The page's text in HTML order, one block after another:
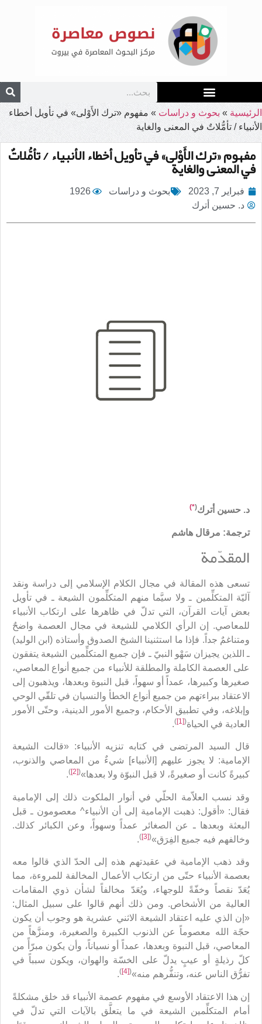
الرئيسية » بحوث و دراسات » مفهوم «ترك الأَوْلى» في تأويل أخطاء
الأنبياء / تأمُّلاتٌ في المعنى والغاية
مفهوم «ترك الأَوْلى» في تأويل أخطاء الأنبياء / تأمُّلاتٌ
في المعنى والغاية
فبراير 7, 2023 بحوث و دراسات
1926
د. حسين أترك
د. حسين أترك(
*)
ترجمة: مرقال هاشم
المقدّمة
تسعى هذه المقالة في مجال الكلام الإسلامي إلى دراسة ونقد
آليّة المتكلِّمين ـ ولا سيَّما منهم المتكلِّمون الشيعة ـ في تأويل
بعض آيات القرآن، التي تدلّ في ظاهرها على ارتكاب الأنبياء
للمعاصي. إن الرأي الكلامي للشيعة في مجال العصمة واضحٌ
ومتناغمٌ جداً. فإذا ما استثنينا الشيخ الصدوق وأستاذه (ابن الوليد)
ـ اللذين يجيزان سَهْو النبيّ ـ فإن جميع المتكلِّمين الشيعة يتفقون
على العصمة الكاملة والمطلقة للأنبياء من جميع أنواع المعاصي،
صغيرها وكبيرها، عمداً أو سهواً، قبل النبوة وبعدها، ويذهبون إلى
الاعتقاد ببراءتهم من جميع أنواع الخطأ والنسيان في تلقّي الوحي
وإبلاغه، وفي تطبيق الأحكام، وجميع الأمور الدينية، وحتّى الأمور
العادية في الحياة(
[1]
)
.
قال السيد المرتضى في كتابه تنزيه الأنبياء: «قالت الشيعة
الإمامية: لا يجوز عليهم [الأنبياء] شيءٌ من المعاصي والذنوب،
كبيرةً كانت أو صغيرةً، لا قبل النبوّة ولا بعدها»(
[2]
)
.
وقد نسب العلاّمة الحلّي في أنوار الملكوت ذلك إلى الإمامية
فقال: «أقول: ذهبت الإمامية إلى أن الأنبياء^ معصومون ـ قبل
البعثة وبعدها ـ عن الصغائر عمداً وسهواً، وعن الكبائر كذلك.
وخالفهم فيه جميع الفِرَق»(
[3]
)
.
وقد ذهب الإمامية في عقيدتهم هذه إلى الحدّ الذي قالوا معه
بعصمة الأنبياء حتّى من ارتكاب الأعمال المخالفة للمروءة، مما
يُعَدّ نقصاً وخفّةً للوجهاء، ويُعَدّ مخالفاً لشأن ذوي المقامات
العالية من الأشخاص. ومن ذلك أنهم قالوا على سبيل المثال:
«إن الذي عليه اعتقاد الشيعة الاثني عشرية هو وجوب أن يكون
حجّة الله معصوماً عن الذنوب الكبيرة والصغيرة، ومنزَّهاً من
المعاصي، قبل النبوة وبعدها، عمداً أو نسياناً، وأن يكون مبرّأً من
كلّ رذيلةٍ أو عيبٍ يدلّ على الخسّة والهوان، ويكون سبباً في
تفرُّق الناس عنه، وتنفُّرهم منه»(
[4]
)
.
إن هذا الاعتقاد الأوسع في مفهوم عصمة الأنبياء قد خلق مشكلةً
أمام المتكلِّمين الشيعة في ما يتعلَّق بالآيات التي تدلّ في